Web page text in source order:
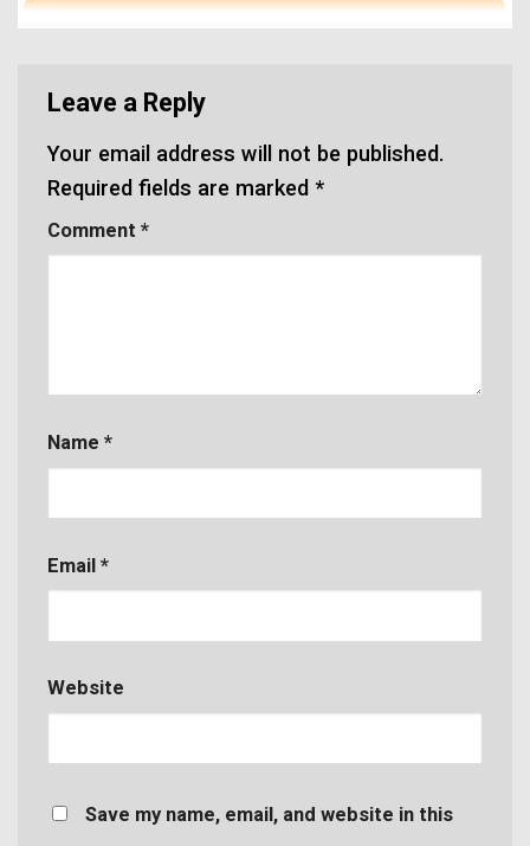
Leave a Reply
Your email address will not be published.
Required fields are marked *
Comment *
Name *
Email *
Website
Save my name, email, and website in this